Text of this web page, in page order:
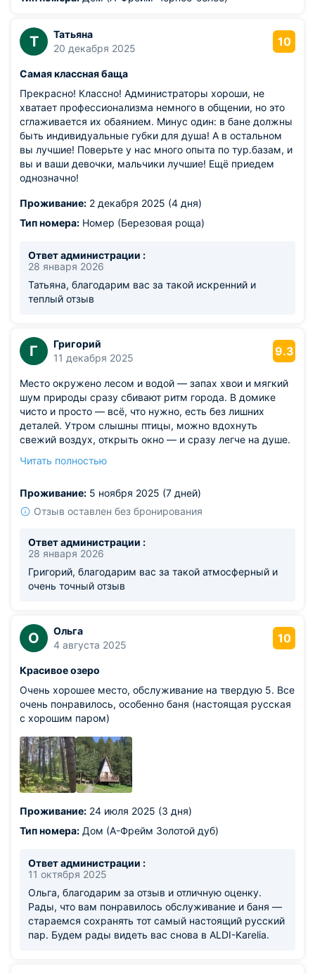
Т
Татьяна
20 декабря 2025
10
Самая классная баща
Прекрасно! Классно! Администраторы хороши, не
хватает профессионализма немного в общении, но это
сглаживается их обаянием. Минус один: в бане должны
быть индивидуальные губки для душа! А в остальном
вы лучшие! Поверьте у нас много опыта по тур.базам, и
вы и ваши девочки, мальчики лучшие! Ещё приедем
однозначно!
Проживание: 2 декабря 2025 (4 дня)
Тип номера: Номер (Березовая роща)
Ответ администрации :
28 января 2026
Татьяна, благодарим вас за такой искренний и
теплый отзыв
Г
Григорий
11 декабря 2025
9.3
Место окружено лесом и водой — запах хвои и мягкий
шум природы сразу сбивают ритм города. В домике
чисто и просто — всё, что нужно, есть без лишних
деталей. Утром слышны птицы, можно вдохнуть
свежий воздух, открыть окно — и сразу легче на душе.
Из недостатков: при слабом ветре становится немного
Читать полностью
Проживание: 5 ноября 2025 (7 дней)
Отзыв оставлен без бронирования
Ответ администрации :
28 января 2026
Григорий, благодарим вас за такой атмосферный и
очень точный отзыв
О
Ольга
4 августа 2025
10
Красивое озеро
Очень хорошее место, обслуживание на твердую 5. Все
очень понравилось, особенно баня (настоящая русская
с хорошим паром)
Проживание: 24 июля 2025 (3 дня)
Тип номера: Дом (А-Фрейм Золотой дуб)
Ответ администрации :
11 октября 2025
Ольга, благодарим за отзыв и отличную оценку.
Рады, что вам понравилось обслуживание и баня —
стараемся сохранять тот самый настоящий русский
пар. Будем рады видеть вас снова в ALDI-Karelia.